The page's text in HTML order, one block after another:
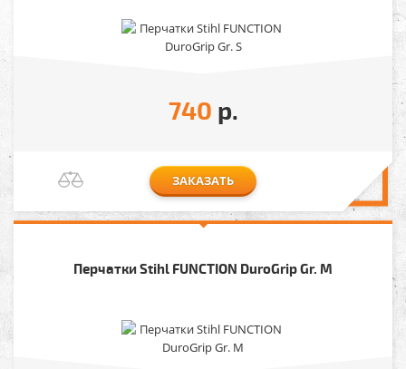
740 р.
ЗАКАЗАТЬ
Перчатки Stihl FUNCTION DuroGrip Gr. M